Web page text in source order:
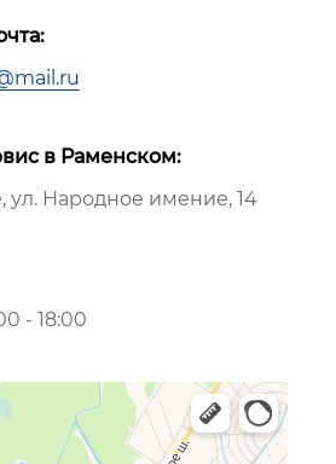
в Раменском:
ул. Народное имение, 14
- 18:00